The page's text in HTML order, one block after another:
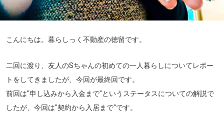
こんにちは。暮らしっく不動産の徳留です。
二回に渡り、友人のSちゃんの初めての一人暮らしについてレポー
トをしてきましたが、今回が最終回です。
前回は"申し込みから入金まで"というステータスについての解説で
したが、今回は"契約から入居まで"です。